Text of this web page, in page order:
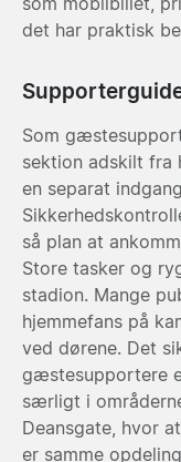
det har praktisk
Som
sektion adskilt fra
en separat
så plan at
Store tasker og
stadion. Mange
hjemmefans på
ved dørene. Det
gæstesupportere
særligt i
Deansgate, hvor
er samme